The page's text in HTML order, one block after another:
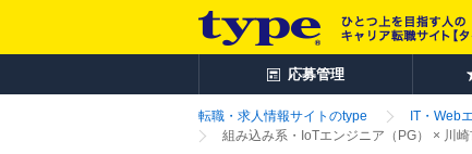
応募管理
転職・求人情報サイトのtype IT・Web
組み込み系・IoTエンジニア（PG） × 川